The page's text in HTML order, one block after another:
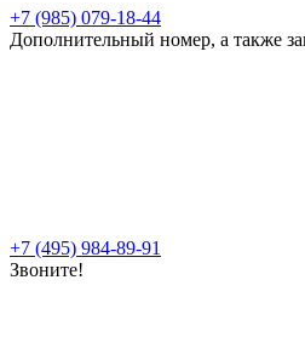
+7 (985) 079-18-44
Дополнительный номер, а также
+7 (495) 984-89-91
Звоните!